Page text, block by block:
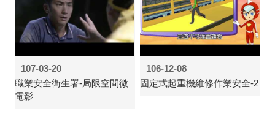
107-03-20
職業安全衛生署-局限空間微
電影
106-12-08
固定式起重機維修作業安全-2